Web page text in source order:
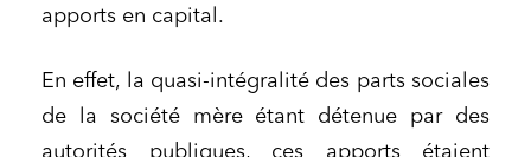
apports en capital.
En effet, la quasi-intégralité des parts sociales
de la société mère étant détenue par des
autorités publiques, ces apports étaient